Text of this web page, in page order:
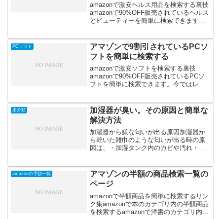
amazonで激安ヘルス用品を検索する裏技
amazonで90%OFF販売されているヘルス
とビューティーを簡単に検索できます。
価格をご確認下さいませ。テレビで話題
に...
PCソフト
アマゾンで9割引されているPCソ
フトを簡単に検索する
amazonで激安ソフトを検索する裏技
amazonで90%OFF販売されているPCソ
フトを簡単に検索できます。今ではレア
フトも90%OFFです。...
未分類
加湿器が臭い。その原因と簡単な
解決方法
加湿器から嫌な匂いが出る原因加湿器か
ら乾いた雑巾のような匂いが出る時の原
因は、・加湿タンク内のカビや汚れ・加
で匂いは改善されます。ただ、毎回加湿
フィルターを洗うのはかな...
amazonの半額一覧
アマゾンの半額の商品検索一覧の
ページ
amazonで半額商品を簡単に検索するリン
ク集amazonで本のカテゴリ内の半額商品
を検索するamazonで洋書のカテゴリ内の